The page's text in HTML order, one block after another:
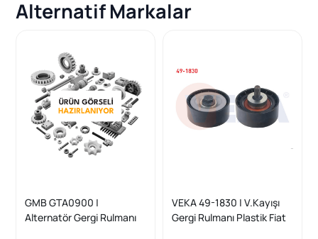
Alternatif Markalar
GMB GTA0900 |
Alternatör Gergi Rulmanı
VEKA 49-1830 | V.Kayışı
Gergi Rulmanı Plastik Fiat